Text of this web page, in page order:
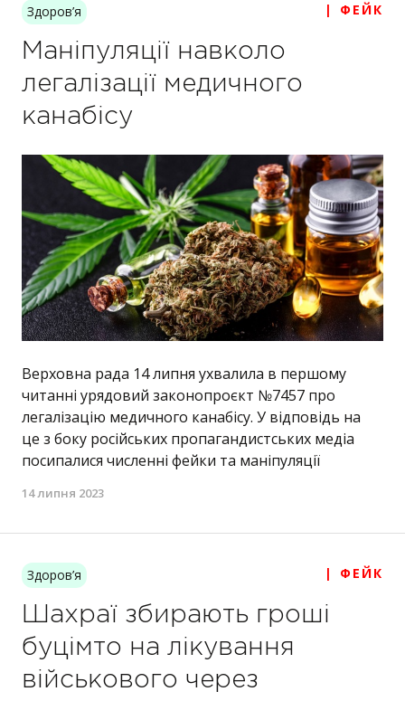
Здоров’я | ФЕЙК
Маніпуляції навколо
легалізації медичного
канабісу
Верховна рада 14 липня ухвалила в першому
читанні урядовий законопроєкт №7457 про
легалізацію медичного канабісу. У відповідь на
це з боку російських пропагандистських медіа
посипалися численні фейки та маніпуляції
14 липня 2023
Здоров’я | ФЕЙК
Шахраї збирають гроші
буцімто на лікування
військового через